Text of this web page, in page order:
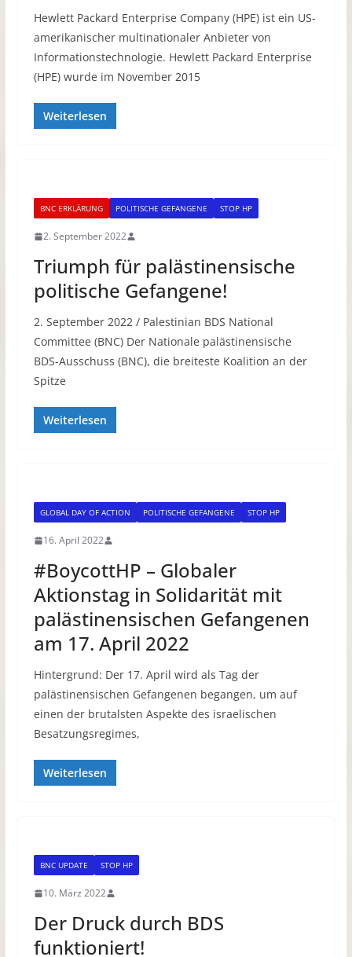
Hewlett Packard Enterprise Company (HPE) ist ein US-
amerikanischer multinationaler Anbieter von
Informationstechnologie. Hewlett Packard Enterprise
(HPE) wurde im November 2015
Weiterlesen
BNC ERKLÄRUNG POLITISCHE GEFANGENE STOP HP
2. September 2022
Triumph für palästinensische
politische Gefangene!
2. September 2022 / Palestinian BDS National
Committee (BNC) Der Nationale palästinensische
BDS-Ausschuss (BNC), die breiteste Koalition an der
Spitze
Weiterlesen
GLOBAL DAY OF ACTION POLITISCHE GEFANGENE STOP HP
16. April 2022
#BoycottHP – Globaler
Aktionstag in Solidarität mit
palästinensischen Gefangenen
am 17. April 2022
Hintergrund: Der 17. April wird als Tag der
palästinensischen Gefangenen begangen, um auf
einen der brutalsten Aspekte des israelischen
Besatzungsregimes,
Weiterlesen
BNC UPDATE STOP HP
10. März 2022
Der Druck durch BDS
funktioniert!